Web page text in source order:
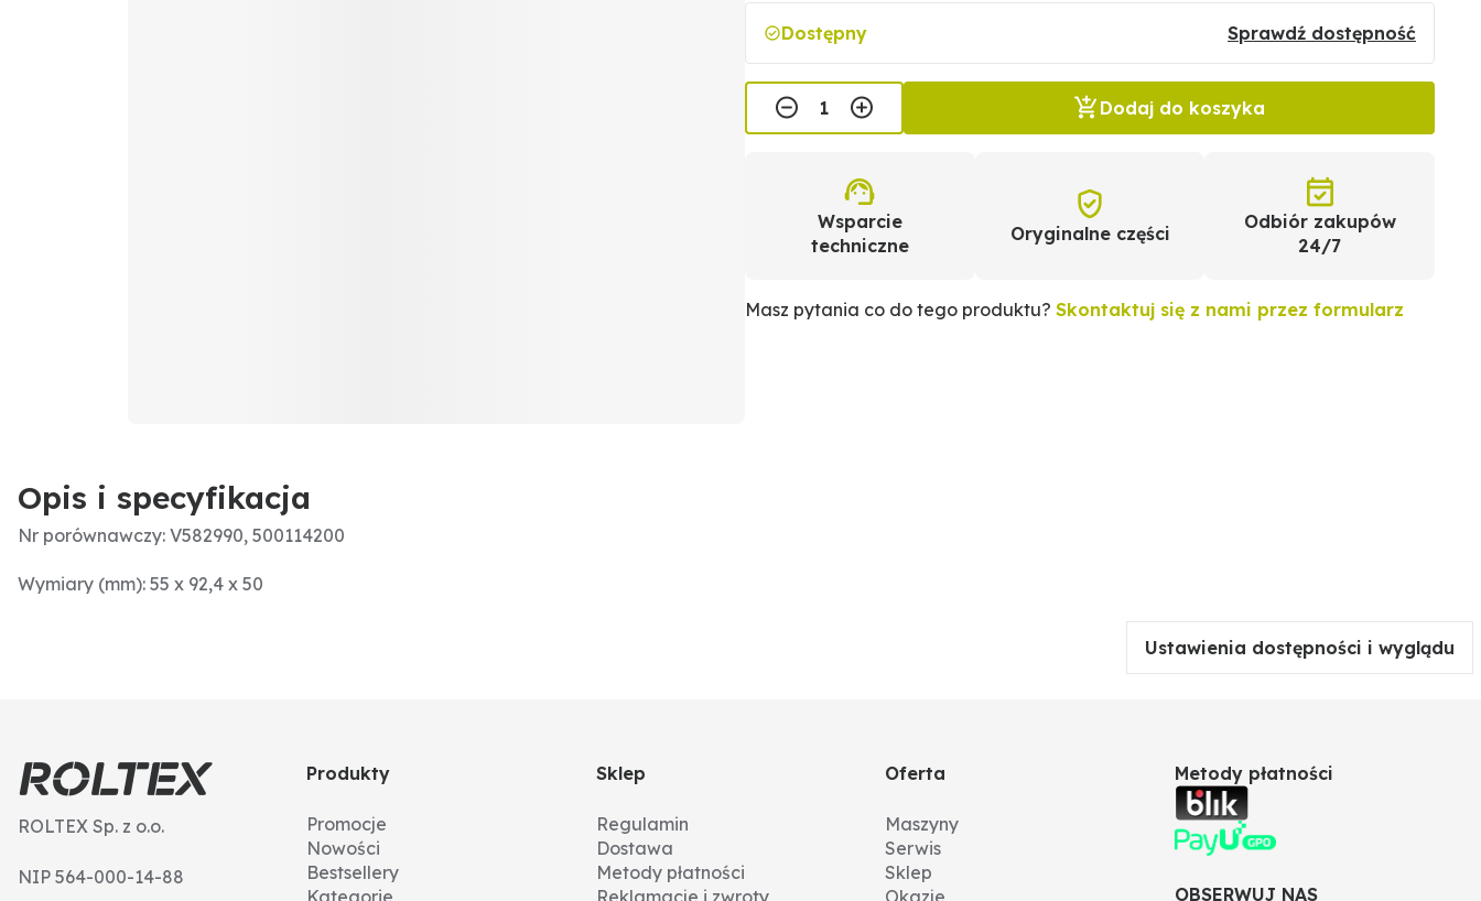
Dostępny Sprawdź dostępność
Dodaj do koszyka
Wsparcie
techniczne
Oryginalne części
Odbiór zakupów
24/7
Masz pytania co do tego produktu? Skontaktuj się z nami przez formularz
Opis i specyfikacja
Nr porównawczy: V582990, 500114200
Wymiary (mm): 55 x 92,4 x 50
Ustawienia dostępności i wyglądu
ROLTEX Sp. z o.o.
NIP 564-000-14-88
Produkty
Promocje
Nowości
Bestsellery
Kategorie
Sklep
Regulamin
Dostawa
Metody płatności
Reklamacje i zwroty
Oferta
Maszyny
Serwis
Sklep
Okazje
Metody płatności
OBSERWUJ NAS